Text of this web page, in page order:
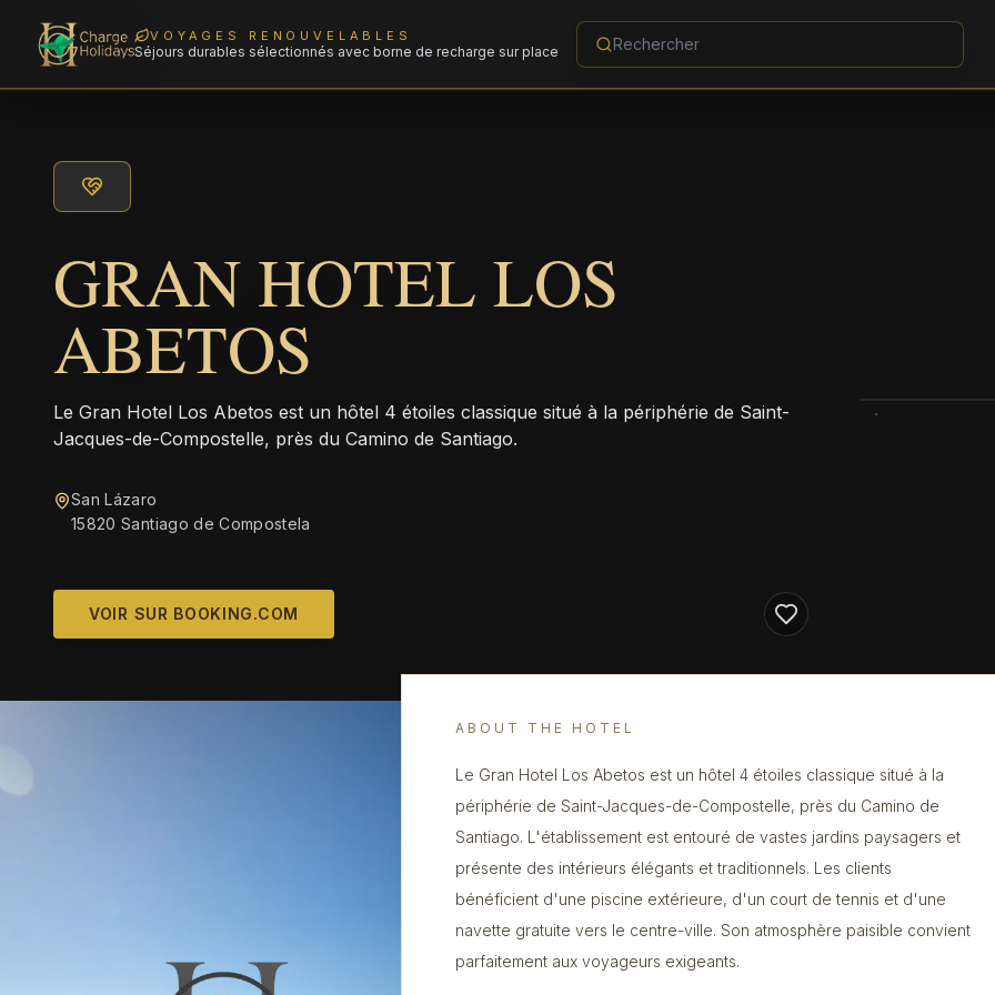
VOYAGES RENOUVELABLES
Séjours durables sélectionnés avec borne de recharge sur place
GRAN HOTEL LOS
ABETOS
Le Gran Hotel Los Abetos est un hôtel 4 étoiles classique situé à la périphérie de Saint-
Jacques-de-Compostelle, près du Camino de Santiago.
San Lázaro
15820 Santiago de Compostela
VOIR SUR BOOKING.COM
ABOUT THE HOTEL
Le Gran Hotel Los Abetos est un hôtel 4 étoiles classique situé à la
périphérie de Saint-Jacques-de-Compostelle, près du Camino de
Santiago. L'établissement est entouré de vastes jardins paysagers et
présente des intérieurs élégants et traditionnels. Les clients
bénéficient d'une piscine extérieure, d'un court de tennis et d'une
navette gratuite vers le centre-ville. Son atmosphère paisible convient
parfaitement aux voyageurs exigeants.